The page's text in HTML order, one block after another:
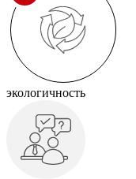
экологичность